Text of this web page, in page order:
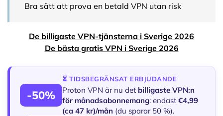
Bra sätt att prova en betald VPN utan risk
De billigaste VPN-tjänsterna i Sverige 2026
De bästa gratis VPN i Sverige 2026
-50%
⏳ TIDSBEGRÄNSAT ERBJUDANDE
Proton VPN är nu det billigaste VPN:n
för månadsabonnemang: endast €4,99
(ca 47 kr)/mån (du sparar 50 %).